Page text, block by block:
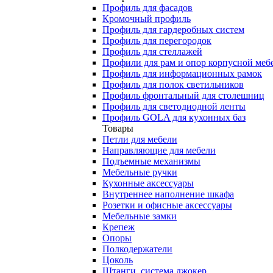
Профиль для фасадов
Кромочный профиль
Профиль для гардеробных систем
Профиль для перегородок
Профиль для стеллажей
Профили для рам и опор корпусной
Профиль для информационных рамок
Профиль для полок светильников
Профиль фронтальный для столешниц
Профиль для светодиодной ленты
Профиль GOLA для кухонных баз
Товары
Петли для мебели
Направляющие для мебели
Подъемные механизмы
Мебельные ручки
Кухонные аксессуары
Внутреннее наполнение шкафа
Розетки и офисные аксессуары
Мебельные замки
Крепеж
Опоры
Полкодержатели
Цоколь
Штанги, система джокер